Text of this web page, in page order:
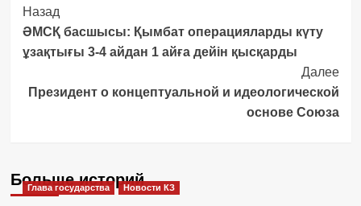
Post
Navigation
Назад
ӘМСҚ басшысы: Қымбат операцияларды күту
ұзақтығы 3-4 айдан 1 айға дейін қысқарды
Далее
Президент о концептуальной и идеологической
основе Союза
Больше историй
Глава государства Новости КЗ